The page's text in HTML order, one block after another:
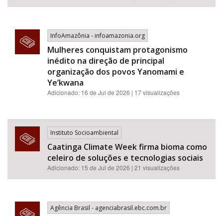
InfoAmazônia - infoamazonia.org
Mulheres conquistam protagonismo
inédito na direção de principal
organização dos povos Yanomami e
Ye’kwana
Adicionado: 16 de Jul de 2026 | 17 visualizações
Instituto Socioambiental
Caatinga Climate Week firma bioma como
celeiro de soluções e tecnologias sociais
Adicionado: 15 de Jul de 2026 | 21 visualizações
Agência Brasil - agenciabrasil.ebc.com.br